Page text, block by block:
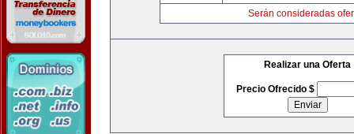
Serán consideradas
Realizar una Oferta
Precio Ofrecido $